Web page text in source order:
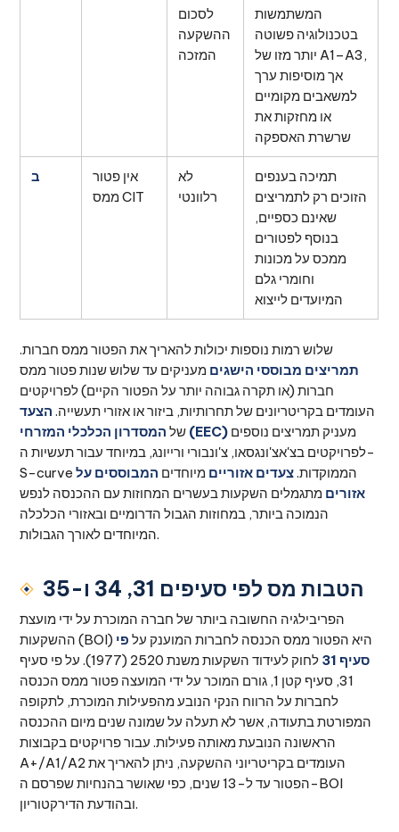
לסכום
ההשקעה
המזכה
המשתמשות
בטכנולוגיה פשוטה
יותר מזו של A1–A3,
אך מוסיפות ערך
למשאבים מקומיים
או מחזקות את
שרשרת האספקה
ב
אין פטור
ממס CIT
לא
רלוונטי
תמיכה בענפים
הזוכים רק לתמריצים
שאינם כספיים,
בנוסף לפטורים
ממכס על מכונות
וחומרי גלם
המיועדים לייצוא
שלוש רמות נוספות יכולות להאריך את הפטור ממס חברות.
תמריצים מבוססי הישגים מעניקים עד שלוש שנות פטור ממס
חברות (או תקרה גבוהה יותר על הפטור הקיים) לפרויקטים
העומדים בקריטריונים של תחרותיות, ביזור או אזורי תעשייה. הצעד
של המסדרון הכלכלי המזרחי (EEC)
לפרויקטים בצ'אצ'ונגסאו, צ'ונבורי ורייונג, במיוחד עבור תעשיות ה-
S-curve הממוקדות.צעדים אזוריים מיוחדים המבוססים על
אזורים מתגמלים השקעות בעשרים המחוזות עם ההכנסה לנפש
הנמוכה ביותר, במחוזות הגבול הדרומיים ובאזורי הכלכלה
המיוחדים לאורך הגבולות.
הטבות מס לפי סעיפים 31, 34 ו-35
הפריבילגיה החשובה ביותר של חברה המוכרת על ידי מועצת
ההשקעות (BOI) היא הפטור ממס הכנסה לחברות המוענק על פי
סעיף 31
לחוק לעידוד השקעות משנת 2520 (1977). על פי סעיף
31, סעיף קטן 1, גורם המוכר על ידי המועצה פטור ממס הכנסה
לחברות על הרווח הנקי הנובע מהפעילות המוכרת, לתקופה
המפורטת בתעודה, אשר לא תעלה על שמונה שנים מיום ההכנסה
הראשונה הנובעת מאותה פעילות. עבור פרויקטים בקבוצות
A+/A1/A2 העומדים בקריטריוני ההשקעה, ניתן להאריך את
הפטור עד ל-13 שנים, כפי שאושר בהנחיות שפרסם ה-BOI
ובהודעת הדירקטוריון.